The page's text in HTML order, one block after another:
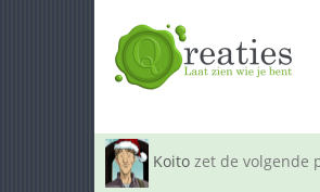
Koito zet de volgende